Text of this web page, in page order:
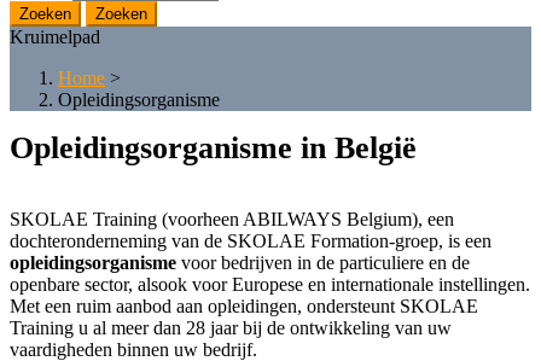
Zoeken
Kruimelpad
Home >
Opleidingsorganisme
Opleidingsorganisme in België
SKOLAE Training (voorheen ABILWAYS Belgium), een
dochteronderneming van de SKOLAE Formation-groep, is een
opleidingsorganisme voor bedrijven in de particuliere en de
openbare sector, alsook voor Europese en internationale instellingen.
Met een ruim aanbod aan opleidingen, ondersteunt SKOLAE
Training u al meer dan 28 jaar bij de ontwikkeling van uw
vaardigheden binnen uw bedrijf.